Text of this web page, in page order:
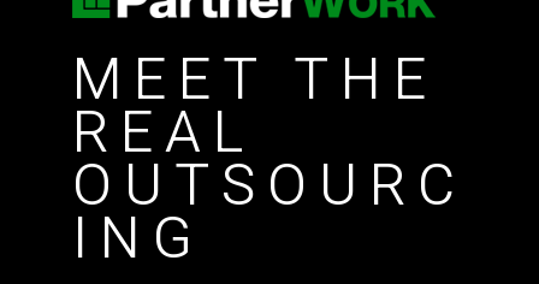
MEET THE
REAL
OUTSOURC
ING